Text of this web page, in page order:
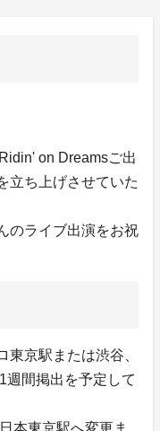
on Dreamsご出
立ち上げさせていた
のライブ出演をお祝
京駅または渋谷、
週間掲出を予定して